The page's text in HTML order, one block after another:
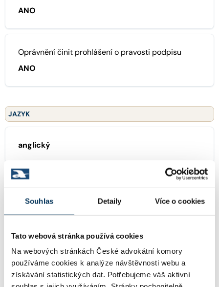
Souhlas Detaily Více o cookies
Tato webová stránka používá cookies
Na webových stránkách České advokátní komory
používáme cookies k analýze návštěvnosti webu a
získávání statistických dat. Potřebujeme váš aktivní
ANO
Oprávnění činit prohlášení o pravosti podpisu
ANO
JAZYK
anglický
ZAMĚŘENÍ
OSTATNÍ ČINNOSTI ADVOKÁTA